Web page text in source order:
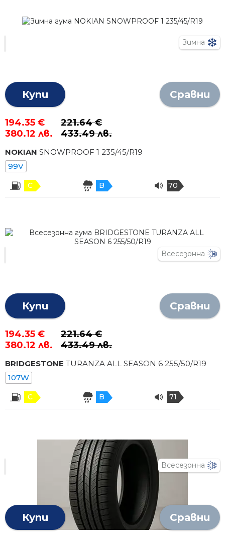
Зимна
Купи Сравни
194.35 €
380.12 лв.
221.64 €
433.49 лв.
NOKIAN SNOWPROOF 1 235/45/R19
99V
C B 70
Всесезонна
Купи Сравни
194.35 €
380.12 лв.
221.64 €
433.49 лв.
BRIDGESTONE TURANZA ALL SEASON 6 255/50/R19
107W
C B 71
Всесезонна
Купи Сравни